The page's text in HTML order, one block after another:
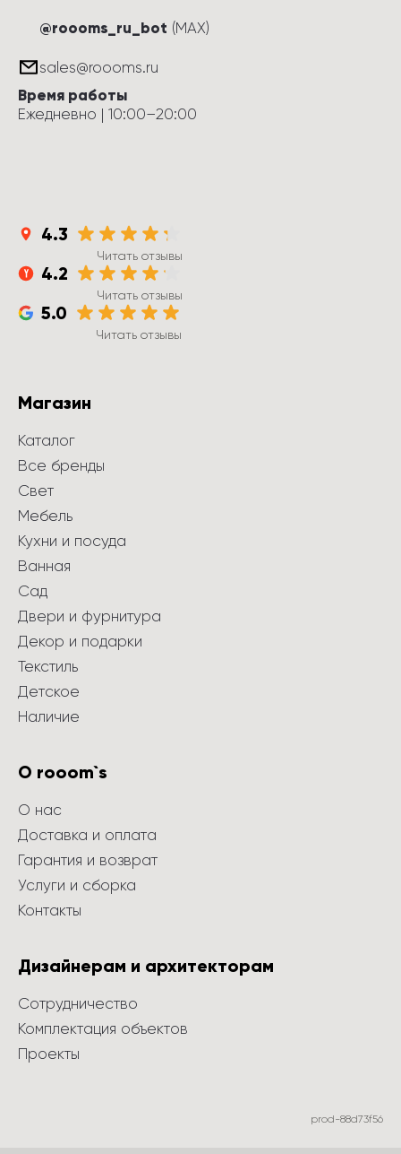
@roooms_ru_bot (MAX)
sales@roooms.ru
Время работы
Ежедневно | 10:00–20:00
4.3
Читать отзывы
4.2
Читать отзывы
5.0
Читать отзывы
Магазин
Каталог
Все бренды
Свет
Мебель
Кухни и посуда
Ванная
Сад
Двери и фурнитура
Декор и подарки
Текстиль
Детское
Наличие
О rooom`s
О нас
Доставка и оплата
Гарантия и возврат
Услуги и сборка
Контакты
Дизайнерам и архитекторам
Сотрудничество
Комплектация объектов
Проекты
prod-88d73f56